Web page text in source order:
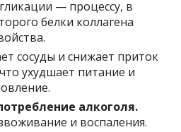
— процессу, в
белки коллагена
сосуды и снижает приток
ухудшает питание и
алкоголя.
и воспаления.